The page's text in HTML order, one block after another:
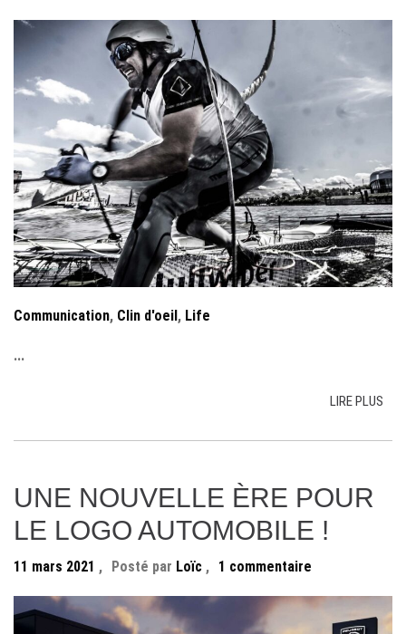
Communication, Clin d'oeil , Life
...
LIRE PLUS
UNE NOUVELLE ÈRE POUR
LE LOGO AUTOMOBILE !
11 mars 2021 , Posté par Loïc , 1 commentaire